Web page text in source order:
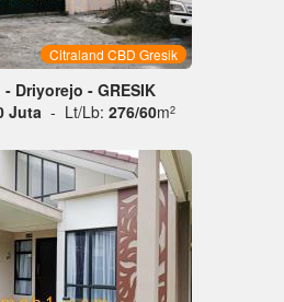
Citraland CBD Gresik
Driyorejo - GRESIK
Juta - Lt/Lb: 276/60m2